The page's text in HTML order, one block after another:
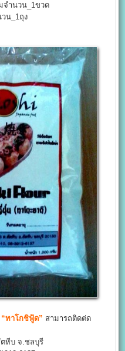
ำนวน_1ขวด
น_1ถุง
ทาโกชิฟู้ด” สามารถติดต่ด
บ จ.ชลบุรี